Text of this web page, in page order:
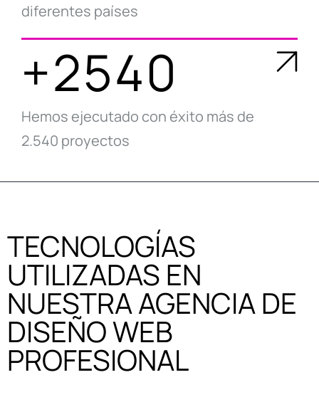
diferentes países
+2540
Hemos ejecutado con éxito más de
2.540 proyectos
TECNOLOGÍAS
UTILIZADAS EN
NUESTRA AGENCIA DE
DISEÑO WEB
PROFESIONAL